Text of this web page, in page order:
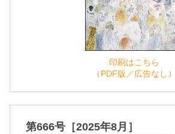
印刷はこちら
（PDF版／広告なし）
第666号［2025年8月］